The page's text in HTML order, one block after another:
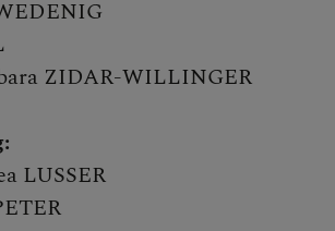
ZIDAR-WILLINGER
LUSSER